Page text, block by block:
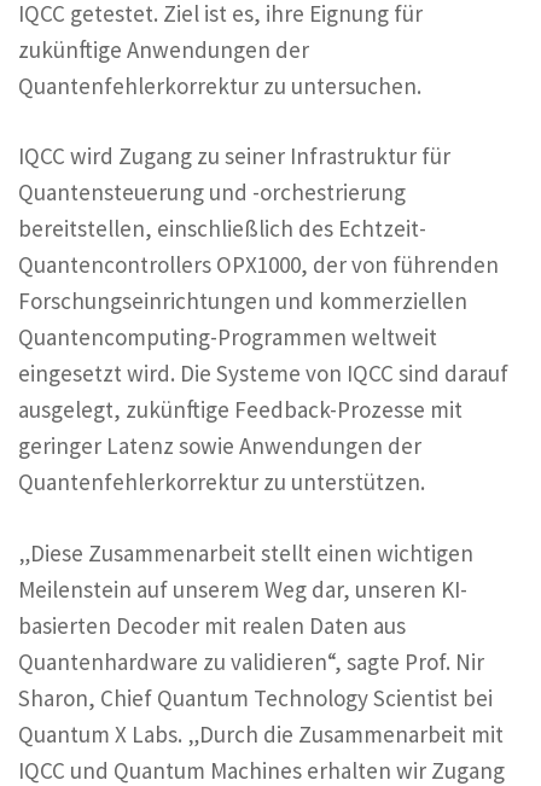
IQCC getestet. Ziel ist es, ihre Eignung für
zukünftige Anwendungen der
Quantenfehlerkorrektur zu untersuchen.
IQCC wird Zugang zu seiner Infrastruktur für
Quantensteuerung und -orchestrierung
bereitstellen, einschließlich des Echtzeit-
Quantencontrollers OPX1000, der von führenden
Forschungseinrichtungen und kommerziellen
Quantencomputing-Programmen weltweit
eingesetzt wird. Die Systeme von IQCC sind darauf
ausgelegt, zukünftige Feedback-Prozesse mit
geringer Latenz sowie Anwendungen der
Quantenfehlerkorrektur zu unterstützen.
„Diese Zusammenarbeit stellt einen wichtigen
Meilenstein auf unserem Weg dar, unseren KI-
basierten Decoder mit realen Daten aus
Quantenhardware zu validieren“, sagte Prof. Nir
Sharon, Chief Quantum Technology Scientist bei
Quantum X Labs. „Durch die Zusammenarbeit mit
IQCC und Quantum Machines erhalten wir Zugang